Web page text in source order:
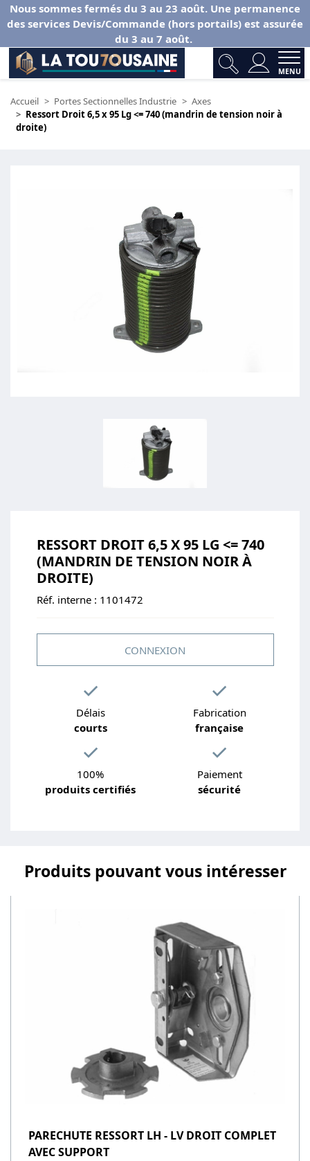
Nous sommes fermés du 3 au 23 août. Une permanence
des services Devis/Commande (hors portails) est assurée
du 3 au 7 août.
MENU
Accueil Portes Sectionnelles Industrie
Axes
Ressort Droit 6,5 x 95 Lg <= 740 (mandrin de tension noir à
droite)
RESSORT DROIT 6,5 X 95 LG <= 740
(MANDRIN DE TENSION NOIR À
DROITE)
Réf. interne : 1101472
CONNEXION
Délais
courts
Fabrication
française
100%
produits certifiés
Paiement
sécurité
Produits pouvant vous intéresser
PARECHUTE RESSORT LH - LV DROIT COMPLET
AVEC SUPPORT